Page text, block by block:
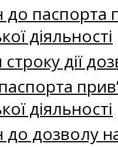
до паспорта
діяльності
дії
діяльності
до дозволу